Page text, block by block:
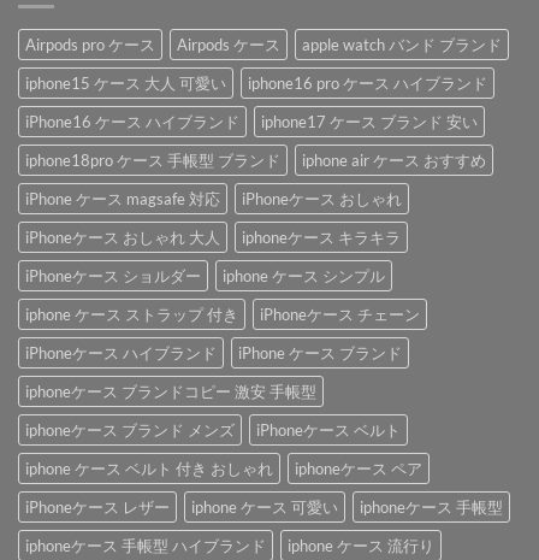
Airpods pro ケース Airpods ケース
apple watch バンド ブランド
iphone15 ケース 大人 可愛い
iphone16 pro ケース ハイブランド
iPhone16 ケース ハイブランド
iphone17 ケース ブランド 安い
iphone18pro ケース 手帳型 ブランド
iphone air ケース おすすめ
iPhone ケース magsafe 対応
iPhoneケース おしゃれ
iPhoneケース おしゃれ 大人
iphoneケース キラキラ
iPhoneケース ショルダー
iphone ケース シンプル
iphone ケース ストラップ 付き
iPhoneケース チェーン
iPhoneケース ハイブランド
iPhone ケース ブランド
iphoneケース ブランドコピー 激安 手帳型
iphoneケース ブランド メンズ
iPhoneケース ベルト
iphone ケース ベルト 付き おしゃれ
iphoneケース ペア
iPhoneケース レザー
iphone ケース 可愛い
iphoneケース 手帳型
iphoneケース 手帳型 ハイブランド
iphone ケース 流行り